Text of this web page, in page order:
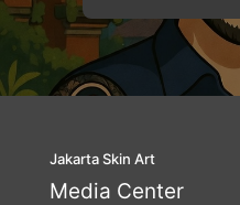
Jakarta Skin Art
Media Center